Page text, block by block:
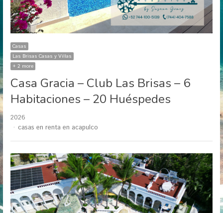
Casas
Las Brisas Casas y Villas
+ 2 more
Casa Gracia – Club Las Brisas – 6
Habitaciones – 20 Huéspedes
2026
Author
casas en renta en acapulco